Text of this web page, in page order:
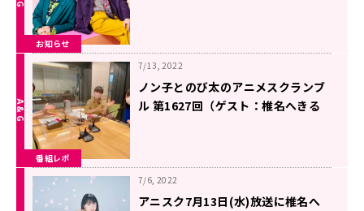
お知らせ
番組レポ
7/13, 2022
ノン子とのび太のアニメスクランブ
ル 第1627回（ゲスト：椎名へきる
7/6, 2022
アニスク7月13日(水)放送に椎名へ